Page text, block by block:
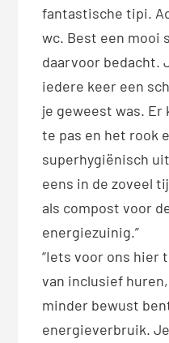
fantastische tipi.
wc. Best een mooi
daarvoor bedacht.
iedere keer een
je geweest was. Er
te pas en het rook
superhygiënisch
eens in de zoveel
als compost voor
energiezuinig.”
“Iets voor ons hier
van inclusief
minder bewust
energieverbruik.